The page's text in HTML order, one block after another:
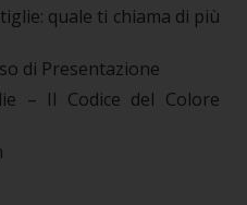
quale ti chiama di più
di Presentazione
– Il Codice del Colore